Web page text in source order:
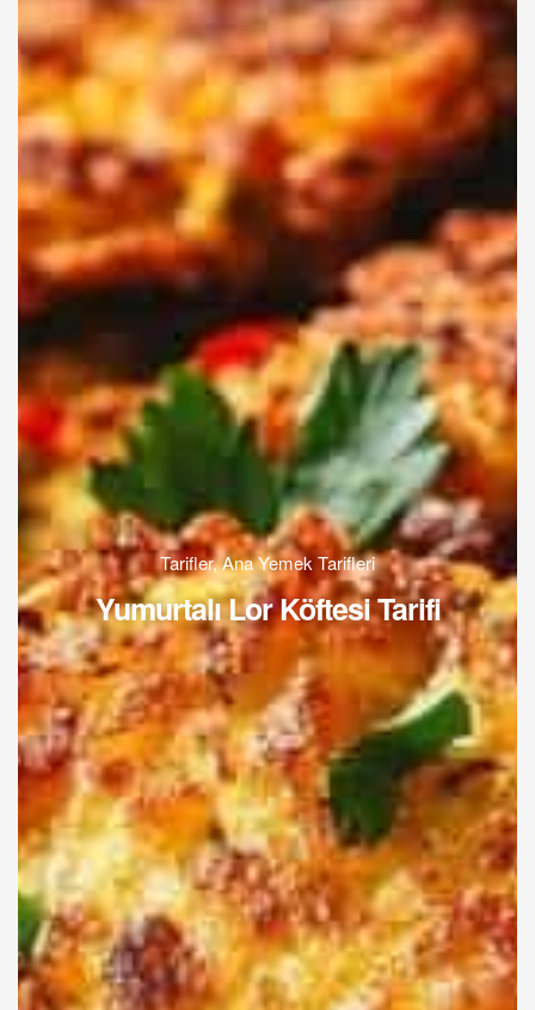
Tarifler,Ana Yemek Tarifleri
Yumurtalı Lor Köftesi Tarifi